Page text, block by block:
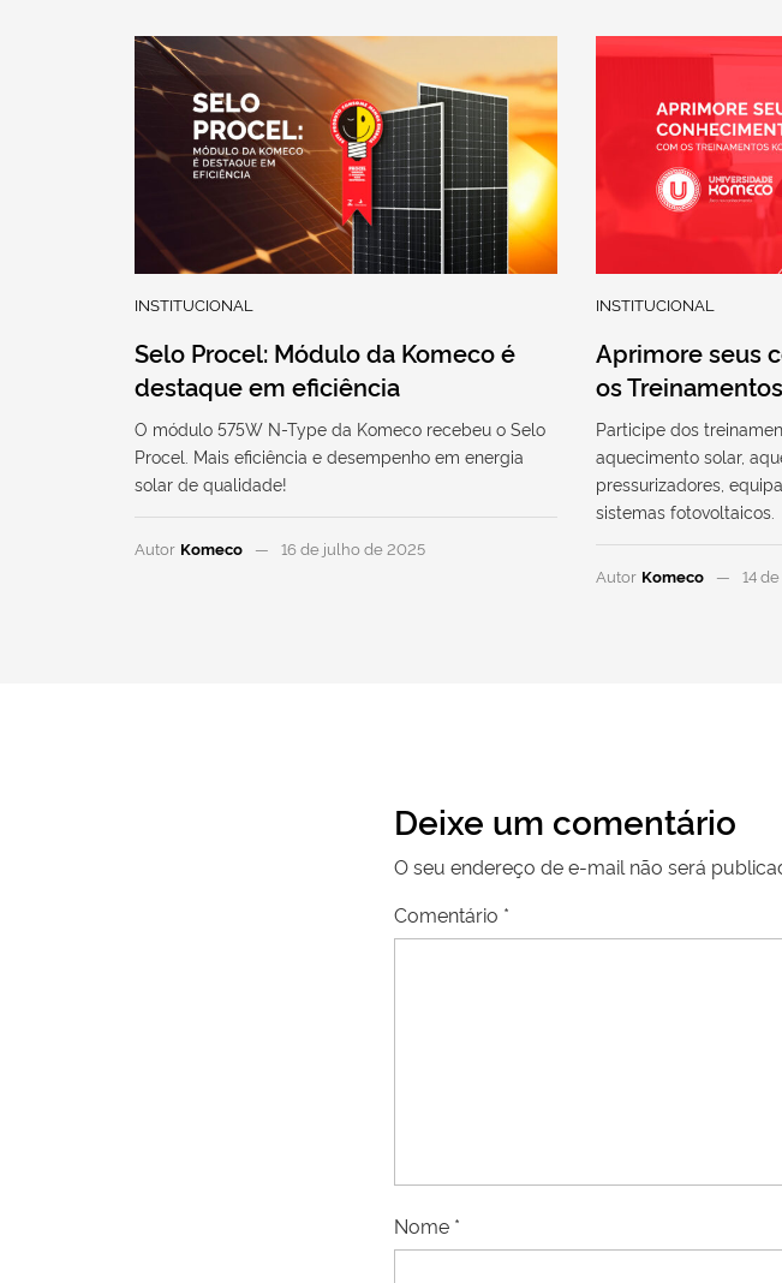
INSTITUCIONAL
Selo Procel: Módulo da Komeco é
destaque em eficiência
O módulo 575W N-Type da Komeco recebeu o Selo
Procel. Mais eficiência e desempenho em energia
solar de qualidade!
Autor Komeco 16 de julho de 2025
INSTITUCIONAL
Aprimore seus
os
Participe dos
aquecimento solar,
pressurizadores,
sistemas fotovoltaicos.
Autor Komeco 14
Deixe um comentário
O seu endereço de e-mail não será
Comentário *
Nome *